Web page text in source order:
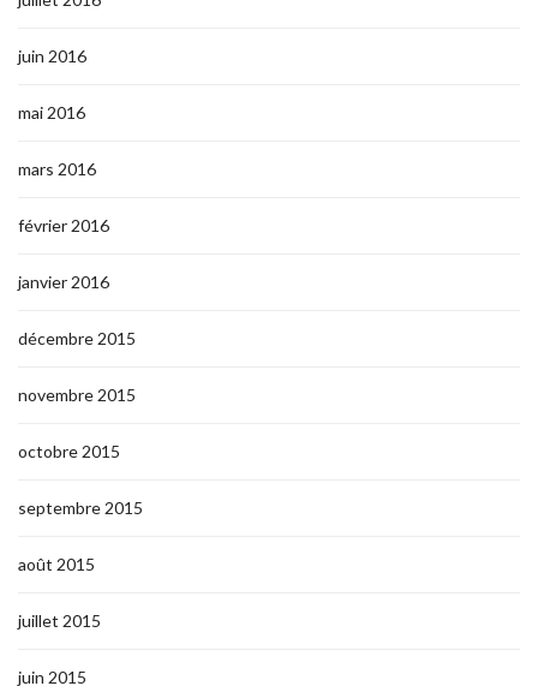
juin 2016
mai 2016
mars 2016
février 2016
janvier 2016
décembre 2015
novembre 2015
octobre 2015
septembre 2015
août 2015
juillet 2015
juin 2015